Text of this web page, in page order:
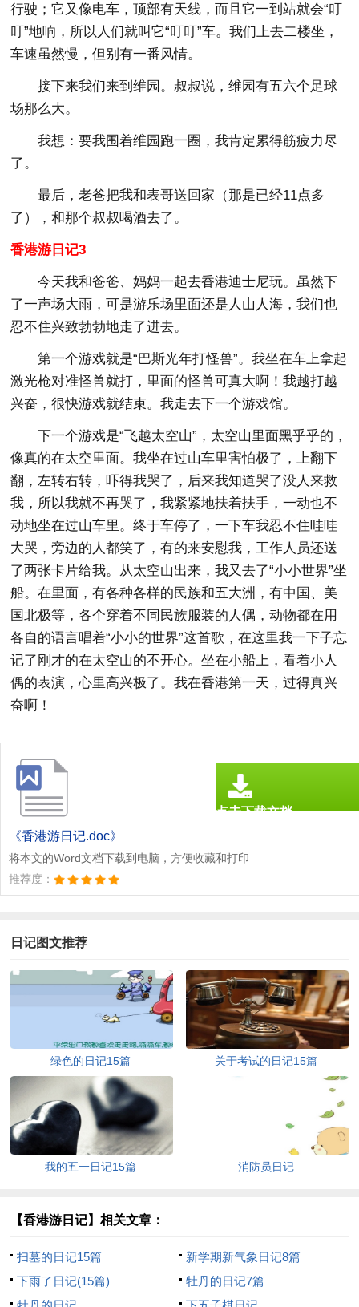
行驶；它又像电车，顶部有天线，而且它一到站就会“叮
叮”地响，所以人们就叫它“叮叮”车。我们上去二楼坐，
车速虽然慢，但别有一番风情。
接下来我们来到维园。叔叔说，维园有五六个足球
场那么大。
我想：要我围着维园跑一圈，我肯定累得筋疲力尽
了。
最后，老爸把我和表哥送回家（那是已经11点多
了），和那个叔叔喝酒去了。
香港游日记3
今天我和爸爸、妈妈一起去香港迪士尼玩。虽然下
了一声场大雨，可是游乐场里面还是人山人海，我们也
忍不住兴致勃勃地走了进去。
第一个游戏就是“巴斯光年打怪兽”。我坐在车上拿起
激光枪对准怪兽就打，里面的怪兽可真大啊！我越打越
兴奋，很快游戏就结束。我走去下一个游戏馆。
下一个游戏是“飞越太空山”，太空山里面黑乎乎的，
像真的在太空里面。我坐在过山车里害怕极了，上翻下
翻，左转右转，吓得我哭了，后来我知道哭了没人来救
我，所以我就不再哭了，我紧紧地扶着扶手，一动也不
动地坐在过山车里。终于车停了，一下车我忍不住哇哇
大哭，旁边的人都笑了，有的来安慰我，工作人员还送
了两张卡片给我。从太空山出来，我又去了“小小世界”坐
船。在里面，有各种各样的民族和五大洲，有中国、美
国北极等，各个穿着不同民族服装的人偶，动物都在用
各自的语言唱着“小小的世界”这首歌，在这里我一下子忘
记了刚才的在太空山的不开心。坐在小船上，看着小人
偶的表演，心里高兴极了。我在香港第一天，过得真兴
奋啊！
《香港游日记.doc》
将本文的Word文档下载到电脑，方便收藏和打印
推荐度：
点击下载文档
日记图文推荐
绿色的日记15篇 关于考试的日记15篇
我的五一日记15篇 消防员日记
【香港游日记】相关文章：
扫墓的日记15篇
新学期新气象日记8篇
下雨了日记(15篇)
牡丹的日记7篇